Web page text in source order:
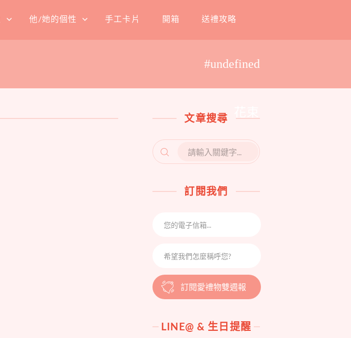
他/她的個性 手工卡片 開箱 送禮攻略
#undefined
文章搜尋
SEARCH
FOR:
訂閱我們
訂閱愛禮物雙週報
LINE@ & 生日提醒